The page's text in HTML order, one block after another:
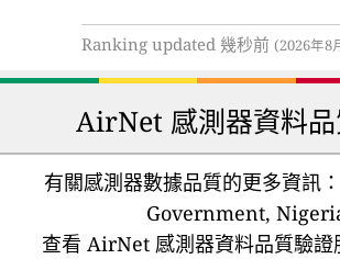
Ranking updated 幾秒前 (2026年8
AirNet 感測器資料
有關感測器數據品質的更多資訊：
Government,
查看 AirNet 感測器資料品質驗證